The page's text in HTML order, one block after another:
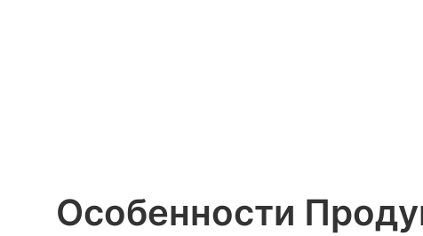
Особенности